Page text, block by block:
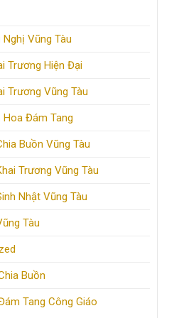
Vũng Tàu
Trương Hiện Đại
Trương Vũng Tàu
Hoa Đám Tang
Buồn Vũng Tàu
Trương Vũng Tàu
Nhật Vũng Tàu
Tàu
Buồn
Tang Công Giáo